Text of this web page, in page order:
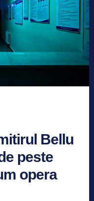
Bellu
peste
opera